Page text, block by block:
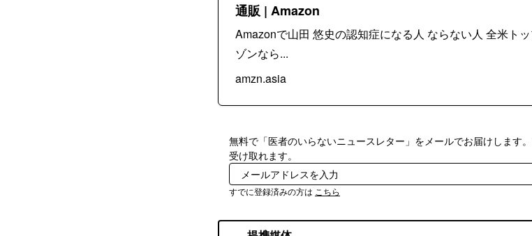
通販 | Amazon
Amazonで山田 悠史の認知症になる人 ならない人 全米ト
ゾンなら...
amzn.asia
無料で「医者のいらないニュースレター」をメールでお届けします
受け取れます。
すでに登録済みの方は こちら